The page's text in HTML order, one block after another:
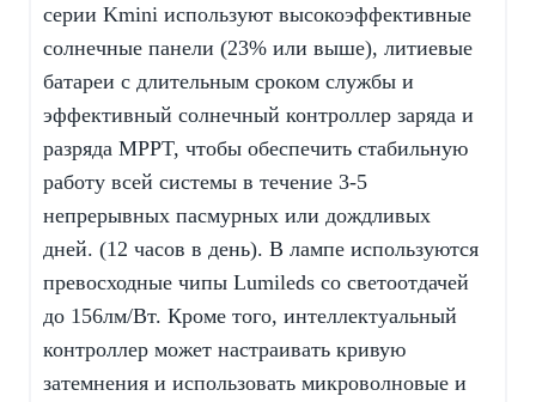
серии Kmini используют высокоэффективные
солнечные панели (23% или выше), литиевые
батареи с длительным сроком службы и
эффективный солнечный контроллер заряда и
разряда MPPT, чтобы обеспечить стабильную
работу всей системы в течение 3-5
непрерывных пасмурных или дождливых
дней. (12 часов в день). В лампе используются
превосходные чипы Lumileds со светоотдачей
до 156лм/Вт. Кроме того, интеллектуальный
контроллер может настраивать кривую
затемнения и использовать микроволновые и